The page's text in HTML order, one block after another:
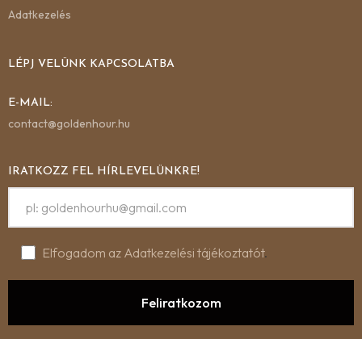
Adatkezelés
LÉPJ VELÜNK KAPCSOLATBA
E-MAIL:
contact@goldenhour.hu
IRATKOZZ FEL HÍRLEVELÜNKRE!
Elfogadom az Adatkezelési tájékoztatót.